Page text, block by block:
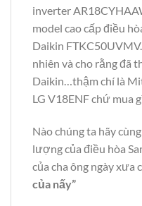
inverter
model cao cấp điều
Daikin
nhiên và cho rằng đã
Daikin…thậm chí là
LG V18ENF chứ mua
Nào chúng ta hãy
lượng của điều hòa
của cha ông ngày xưa
của nấy”